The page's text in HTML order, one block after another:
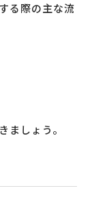
る際の主な流
ましょう。